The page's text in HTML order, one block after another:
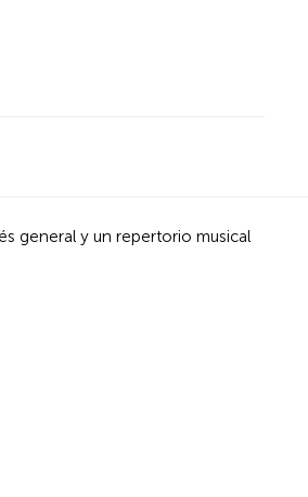
general y un repertorio musical